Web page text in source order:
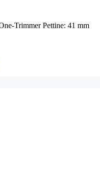
Trimmer Pettine: 41 mm